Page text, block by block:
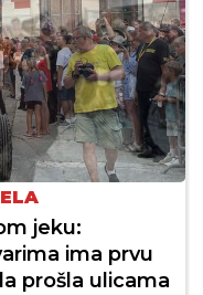
jeku:
ima prvu
prošla ulicama